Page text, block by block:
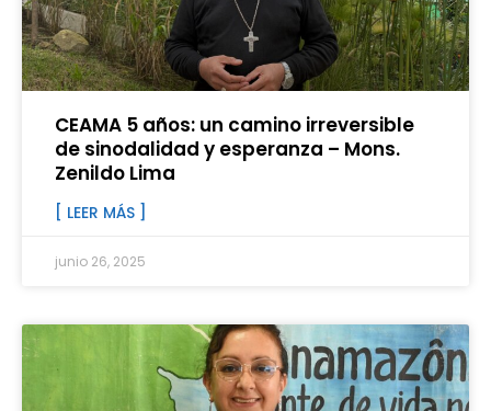
CEAMA 5 años: un camino irreversible
de sinodalidad y esperanza – Mons.
Zenildo Lima
[ LEER MÁS ]
junio 26, 2025